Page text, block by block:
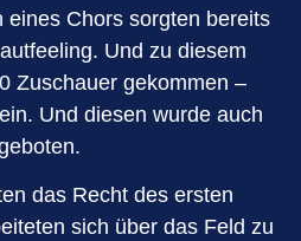
eines Chors sorgten bereits
Und zu diesem
Zuschauer gekommen –
Und diesen wurde auch
das Recht des ersten
sich über das Feld zu